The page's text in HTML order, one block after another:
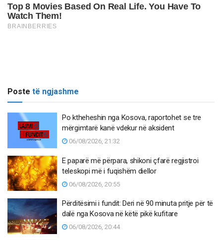
Poste të ngjashme
Po ktheheshin nga Kosova, raportohet se tre
mërgimtarë kanë vdekur në aksident
06/08/2026, 21:32
E paparë më përpara, shikoni çfarë regjistroi
teleskopi më i fuqishëm diellor
06/08/2026, 20:55
Përditësimi i fundit: Deri në 90 minuta pritje për të
dalë nga Kosova në këtë pikë kufitare
06/08/2026, 20:44